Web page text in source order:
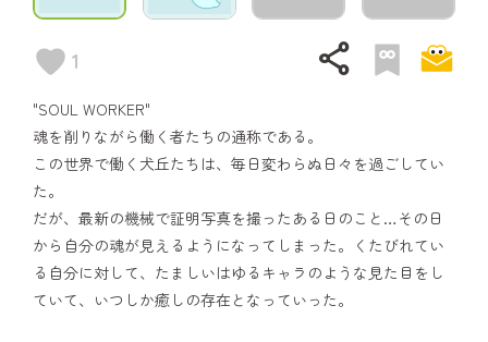
1 share
"SOUL WORKER"
魂を削りながら働く者たちの通称である。
この世界で働く犬丘たちは、毎日変わらぬ日々を過ごしてい
た。
だが、最新の機械で証明写真を撮ったある日のこと…その日
から自分の魂が見えるようになってしまった。くたびれてい
る自分に対して、たましいはゆるキャラのような見た目をし
ていて、いつしか癒しの存在となっていった。